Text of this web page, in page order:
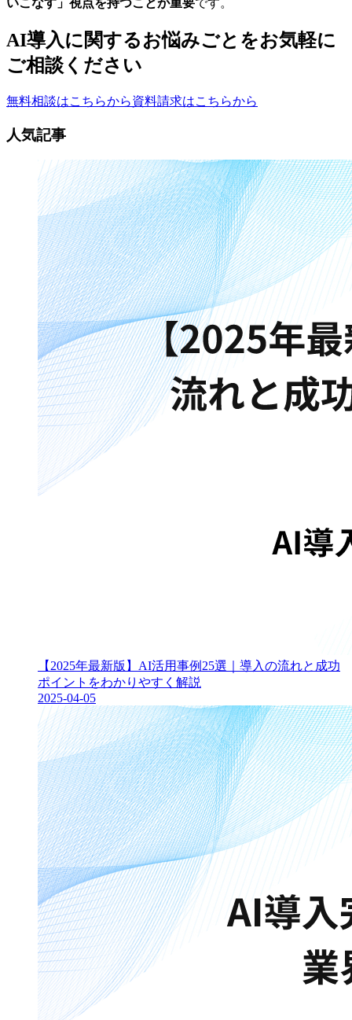
いこなす」視点を持つことが重要です。
AI導入に関するお悩みごとをお気軽に
ご相談ください
無料相談はこちらから資料請求はこちらから
人気記事
【2025年最新版】AI活用事例25選｜導入の流れと成功
ポイントをわかりやすく解説
2025-04-05